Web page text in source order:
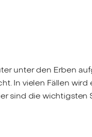
unter den Erben
In vielen Fällen
sind die wichtigsten